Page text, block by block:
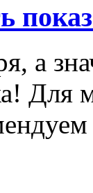
а
Для